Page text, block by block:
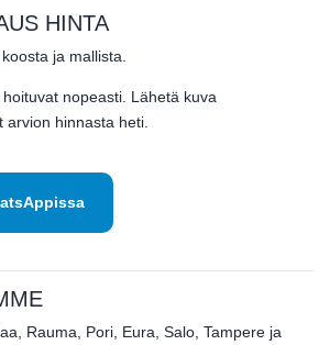
HINTA
ja mallista.
nopeasti. Lähetä kuva
arvion hinnasta heti.
Rauma, Pori, Eura, Salo, Tampere ja